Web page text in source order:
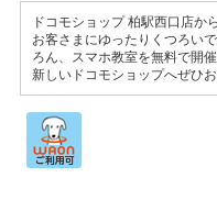
ドコモショップ 柏駅西口店か
お客さまにゆったりくつろい
ろん、スマホ教室を無料で開催
新しいドコモショップへぜひお